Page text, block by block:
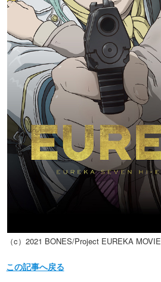
（c）2021 BONES/Project EUREKA MOVIE
この記事へ戻る